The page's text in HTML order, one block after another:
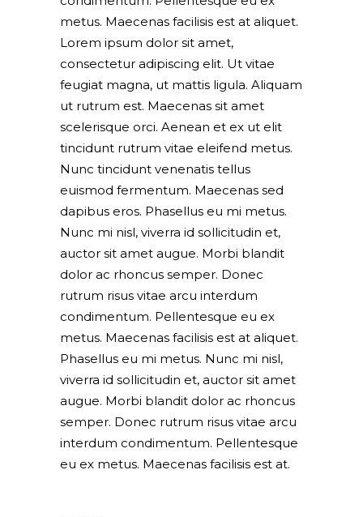
metus. Maecenas facilisis est at aliquet.
Lorem ipsum dolor sit amet,
consectetur adipiscing elit. Ut vitae
feugiat magna, ut mattis ligula. Aliquam
ut rutrum est. Maecenas sit amet
scelerisque orci. Aenean et ex ut elit
tincidunt rutrum vitae eleifend metus.
Nunc tincidunt venenatis tellus
euismod fermentum. Maecenas sed
dapibus eros. Phasellus eu mi metus.
Nunc mi nisl, viverra id sollicitudin et,
auctor sit amet augue. Morbi blandit
dolor ac rhoncus semper. Donec
rutrum risus vitae arcu interdum
condimentum. Pellentesque eu ex
metus. Maecenas facilisis est at aliquet.
Phasellus eu mi metus. Nunc mi nisl,
viverra id sollicitudin et, auctor sit amet
augue. Morbi blandit dolor ac rhoncus
semper. Donec rutrum risus vitae arcu
interdum condimentum. Pellentesque
eu ex metus. Maecenas facilisis est at.